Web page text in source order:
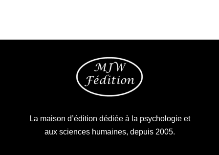
La maison d’édition dédiée à la psychologie et
aux sciences humaines, depuis 2005.